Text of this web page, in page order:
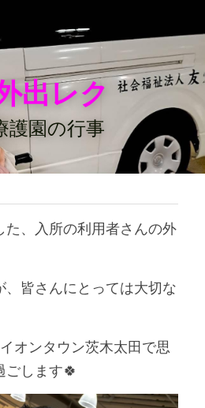
出レク
護園の行事
た、入所の利用者さんの外
、皆さんにとっては大切な
オンタウン茨木太田で思
ごします🍀